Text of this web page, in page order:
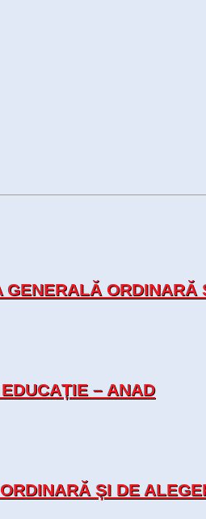
ORDINARĂ
– ANAD
ȘI DE